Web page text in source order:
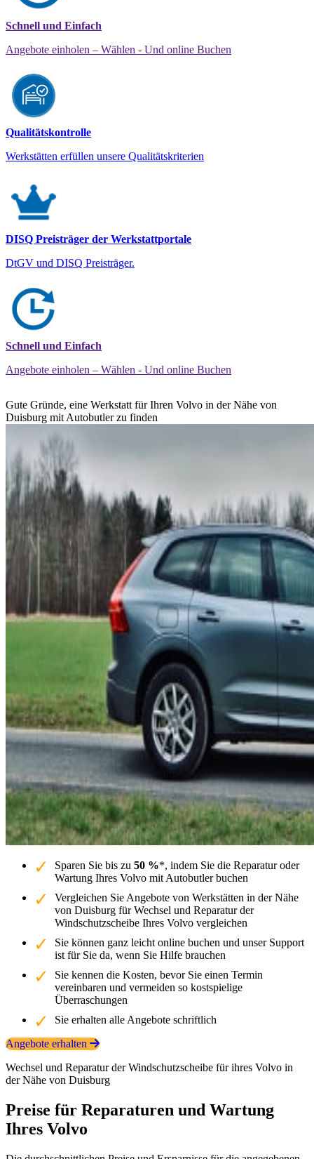
Schnell und Einfach
Angebote einholen – Wählen - Und online Buchen
Qualitätskontrolle
Werkstätten erfüllen unsere Qualitätskriterien
DISQ Preisträger der Werkstattportale
DtGV und DISQ Preisträger.
Schnell und Einfach
Angebote einholen – Wählen - Und online Buchen
Gute Gründe, eine Werkstatt für Ihren Volvo in der Nähe von
Duisburg mit Autobutler zu finden
Sparen Sie bis zu 50 %*, indem Sie die Reparatur oder
Wartung Ihres Volvo mit Autobutler buchen
Vergleichen Sie Angebote von Werkstätten in der Nähe
von Duisburg für Wechsel und Reparatur der
Windschutzscheibe Ihres Volvo vergleichen
Sie können ganz leicht online buchen und unser Support
ist für Sie da, wenn Sie Hilfe brauchen
Sie kennen die Kosten, bevor Sie einen Termin
vereinbaren und vermeiden so kostspielige
Überraschungen
Sie erhalten alle Angebote schriftlich
Angebote erhalten
Wechsel und Reparatur der Windschutzscheibe für ihres Volvo in
der Nähe von Duisburg
Preise für Reparaturen und Wartung
Ihres Volvo